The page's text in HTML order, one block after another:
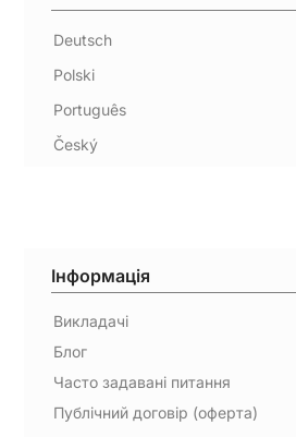
Deutsch
Polski
Português
Český
Інформація
Викладачі
Блог
Часто задавані питання
Публічний договір (оферта)